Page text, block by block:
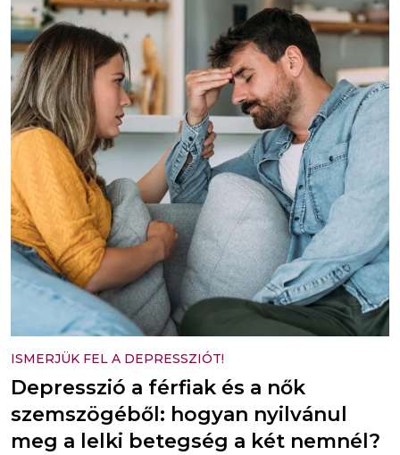
ISMERJÜK FEL A DEPRESSZIÓT!
Depresszió a férfiak és a nők
szemszögéből: hogyan nyilvánul
meg a lelki betegség a két nemnél?